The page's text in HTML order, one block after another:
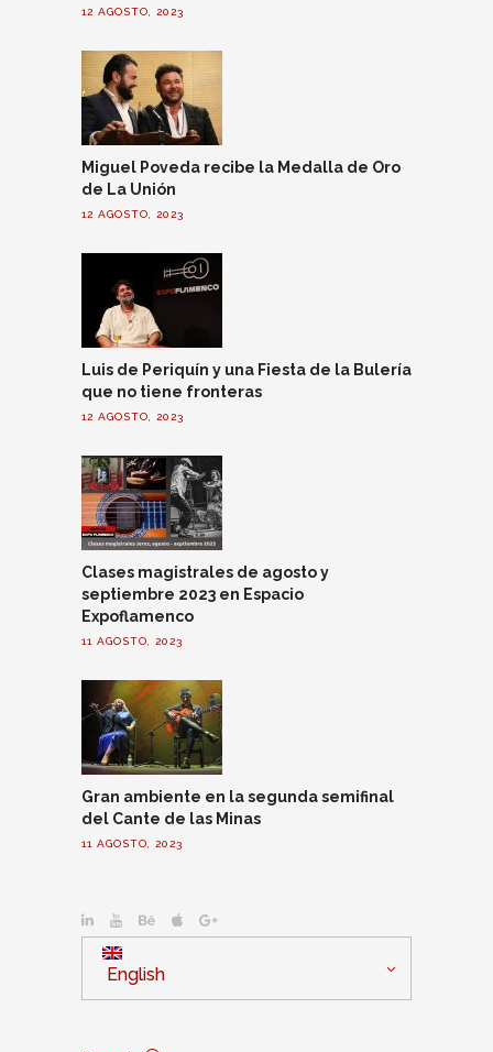
12 AGOSTO, 2023
Miguel Poveda recibe la Medalla de Oro
de La Unión
12 AGOSTO, 2023
Luis de Periquín y una Fiesta de la Bulería
que no tiene fronteras
12 AGOSTO, 2023
Clases magistrales de agosto y
septiembre 2023 en Espacio
Expoflamenco
11 AGOSTO, 2023
Gran ambiente en la segunda semifinal
del Cante de las Minas
11 AGOSTO, 2023
English